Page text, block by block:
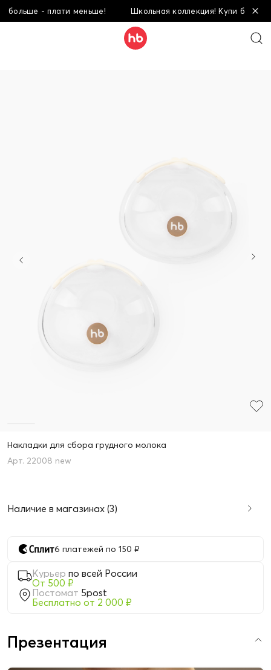
- плати меньше! Школьная коллекция! Купи больше -
Накладки для сбора грудного молока
22008 new
Наличие в магазинах (3)
6 платежей по 150 ₽
Курьер по всей России
От 500 ₽
Постомат 5post
Бесплатно от 2 000 ₽
Презентация